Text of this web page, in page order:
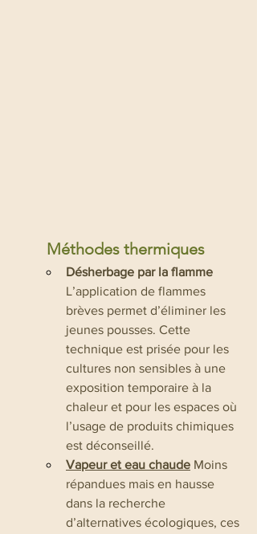
Méthodes thermiques
Désherbage par la flamme
L’application de flammes
brèves permet d’éliminer les
jeunes pousses. Cette
technique est prisée pour les
cultures non sensibles à une
exposition temporaire à la
chaleur et pour les espaces où
l’usage de produits chimiques
est déconseillé.
Vapeur et eau chaude Moins
répandues mais en hausse
dans la recherche
d’alternatives écologiques, ces